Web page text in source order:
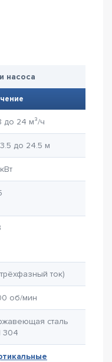
насоса
до 24 м³/ч
до 24.5 м
ток)
об/мин
сталь
304